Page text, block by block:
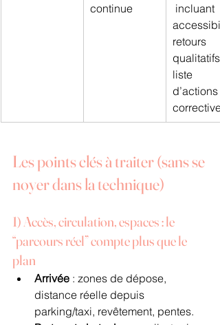
continue
incluant
retours
qualitatifs,
liste
d’actions
correctives
Les points clés à traiter (sans se
noyer dans la technique)
1) Accès, circulation, espaces : le
“parcours réel” compte plus que le
plan
Arrivée : zones de dépose,
distance réelle depuis
parking/taxi, revêtement, pentes.